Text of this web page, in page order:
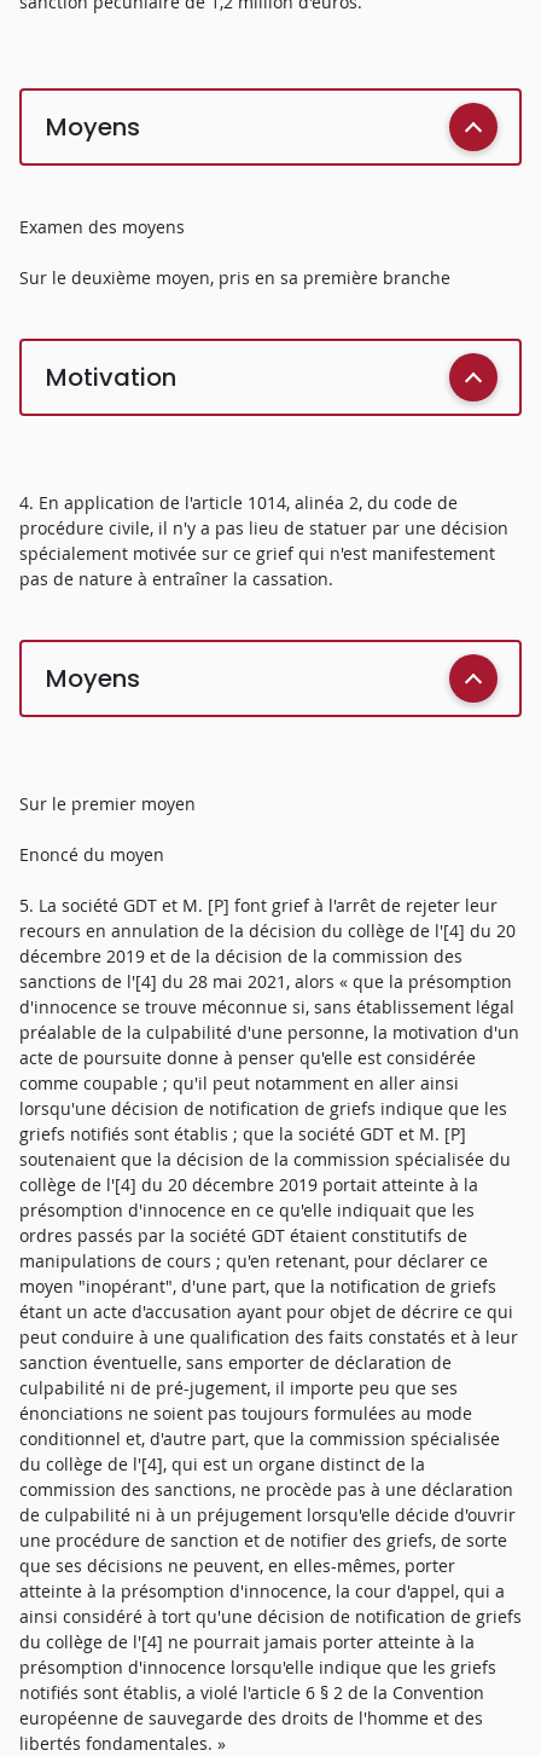
Moyens
Examen des moyens
Sur le deuxième moyen, pris en sa première branche
Motivation
4. En application de l'article 1014, alinéa 2, du code de
procédure civile, il n'y a pas lieu de statuer par une décision
spécialement motivée sur ce grief qui n'est manifestement
pas de nature à entraîner la cassation.
Moyens
Sur le premier moyen
Enoncé du moyen
5. La société GDT et M. [P] font grief à l'arrêt de rejeter leur
recours en annulation de la décision du collège de l'[4] du 20
décembre 2019 et de la décision de la commission des
sanctions de l'[4] du 28 mai 2021, alors « que la présomption
d'innocence se trouve méconnue si, sans établissement légal
préalable de la culpabilité d'une personne, la motivation d'un
acte de poursuite donne à penser qu'elle est considérée
comme coupable ; qu'il peut notamment en aller ainsi
lorsqu'une décision de notification de griefs indique que les
griefs notifiés sont établis ; que la société GDT et M. [P]
soutenaient que la décision de la commission spécialisée du
collège de l'[4] du 20 décembre 2019 portait atteinte à la
présomption d'innocence en ce qu'elle indiquait que les
ordres passés par la société GDT étaient constitutifs de
manipulations de cours ; qu'en retenant, pour déclarer ce
moyen "inopérant", d'une part, que la notification de griefs
étant un acte d'accusation ayant pour objet de décrire ce qui
peut conduire à une qualification des faits constatés et à leur
sanction éventuelle, sans emporter de déclaration de
culpabilité ni de pré-jugement, il importe peu que ses
énonciations ne soient pas toujours formulées au mode
conditionnel et, d'autre part, que la commission spécialisée
du collège de l'[4], qui est un organe distinct de la
commission des sanctions, ne procède pas à une déclaration
de culpabilité ni à un préjugement lorsqu'elle décide d'ouvrir
une procédure de sanction et de notifier des griefs, de sorte
que ses décisions ne peuvent, en elles-mêmes, porter
atteinte à la présomption d'innocence, la cour d'appel, qui a
ainsi considéré à tort qu'une décision de notification de griefs
du collège de l'[4] ne pourrait jamais porter atteinte à la
présomption d'innocence lorsqu'elle indique que les griefs
notifiés sont établis, a violé l'article 6 § 2 de la Convention
européenne de sauvegarde des droits de l'homme et des
libertés fondamentales. »